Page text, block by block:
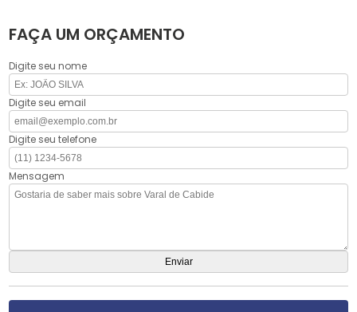
FAÇA UM ORÇAMENTO
Digite seu nome
Digite seu email
Digite seu telefone
Mensagem